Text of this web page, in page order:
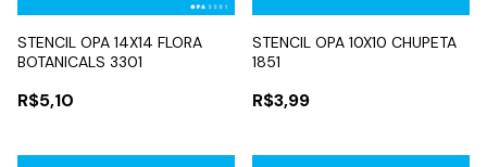
STENCIL OPA 14X14 FLORA
BOTANICALS 3301
R$5,10
STENCIL OPA 10X10 CHUPETA
1851
R$3,99